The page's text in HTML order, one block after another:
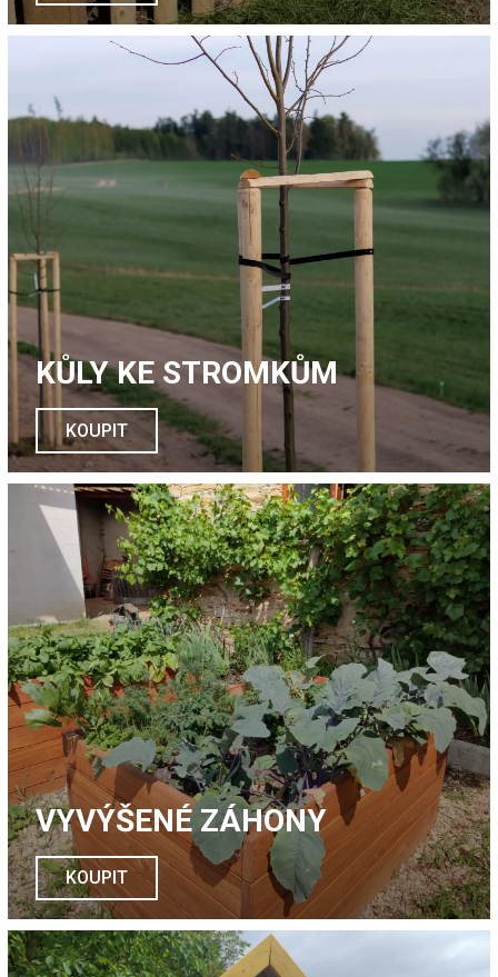
KŮLY KE STROMKŮM
KOUPIT
VYVÝŠENÉ ZÁHONY
KOUPIT